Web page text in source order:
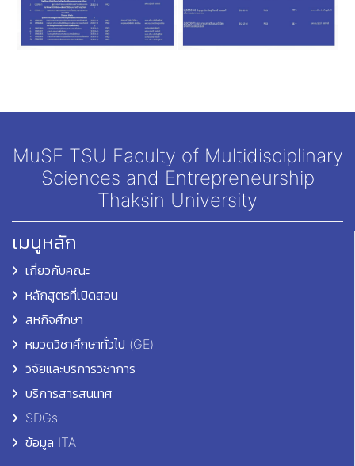
MuSE TSU Faculty of Multidisciplinary
Sciences and Entrepreneurship
Thaksin University
เมนูหลัก
เกี่ยวกับคณะ
หลักสูตรที่เปิดสอน
สหกิจศึกษา
หมวดวิชาศึกษาทั่วไป (GE)
วิจัยและบริการวิชาการ
บริการสารสนเทศ
SDGs
ข้อมูล ITA